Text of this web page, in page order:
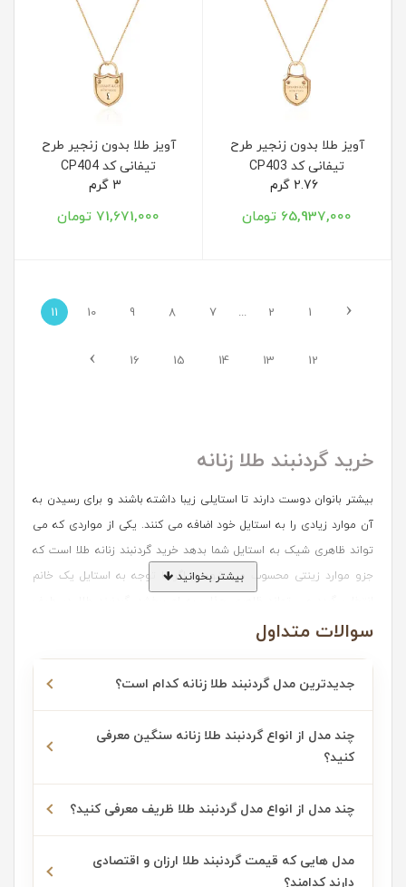
آویز طلا بدون زنجیر طرح
تیفانی کد CP403
2.76 گرم
65,937,000 تومان
آویز طلا بدون زنجیر طرح
تیفانی کد CP404
71,671,000 تومان
‹
1
2
...
7
8
9
10
11
12
13
14
15
16
›
خرید گردنبند طلا زنانه
بیشتر بانوان دوست دارند تا استایلی زیبا داشته باشند و برای رسیدن به
آن موارد زیادی را به استایل خود اضافه می کنند. یکی از مواردی که می
تواند ظاهری شیک به استایل شما بدهد خرید گردنبند زنانه طلا است که
جزو موارد زینتی محسوب می شود و اگر با توجه به استایل یک خانم
متنوعی از طرح ها و رنگ ها، همواره جذابیت و زیبایی خاصی در موقعیت
شده اند، باعث می شوند تا شما درخششی ماندگار را همراه خود حس کنید.
خرید شیک ترین مدل های گردنبند طلا
روزمره و از گروه دیگر جهت استفاده در مهمانی ها کمک گرفته می شوند.
همراه پلاک یا آویز تشکیل شده و یا از زنجیرهای ساده مانند کارتیه بدون
آویز هستند. طلاهایی که سبک بوده و فرد را اذیت نمی کند مناسب
بیشتر بخوانید
سوالات متداول
جدیدترین مدل گردنبند طلا زنانه کدام است؟
چند مدل از انواع گردنبند طلا زنانه سنگین معرفی
کنید؟
چند مدل از انواع مدل گردنبند طلا ظریف معرفی کنید؟
مدل هایی که قیمت گردنبند طلا ارزان و اقتصادی
دارند کدامند؟